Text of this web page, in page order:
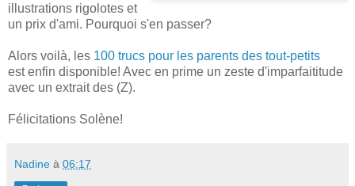
illustrations rigolotes et
un prix d'ami. Pourquoi s'en passer?
Alors voilà, les 100 trucs pour les parents des tout-petits
est enfin disponible! Avec en prime un zeste d'imparfaititude
avec un extrait des (Z).
Félicitations Solène!
Nadine à 06:17